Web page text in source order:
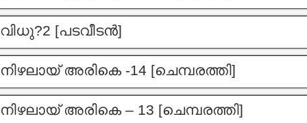
വിധു?2 [പടവീടൻ]
നിഴലായ് അരികെ -14 [ചെമ്പരത്തി]
നിഴലായ് അരികെ – 13 [ചെമ്പരത്തി]